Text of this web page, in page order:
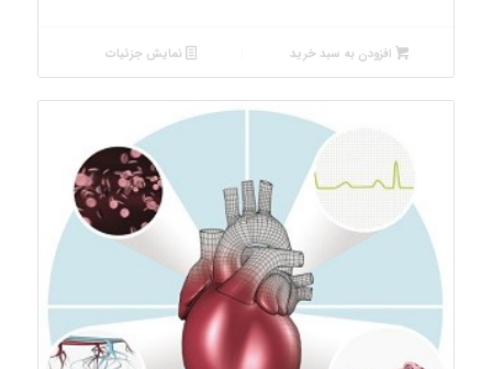
افزودن به سبد خرید نمایش جزئیات